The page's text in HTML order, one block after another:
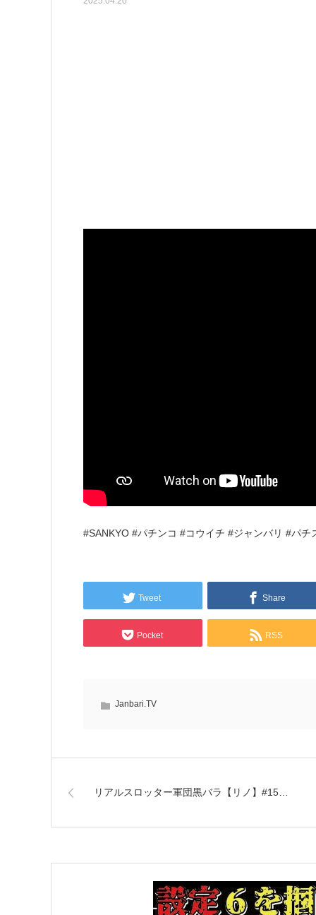
#SANKYO #パチンコ #コウイチ #ジャンバリ #パ
Tweet Share
Pocket RSS
Janbari.TV
リアルスロッター軍団黒バラ【リノ】#15…